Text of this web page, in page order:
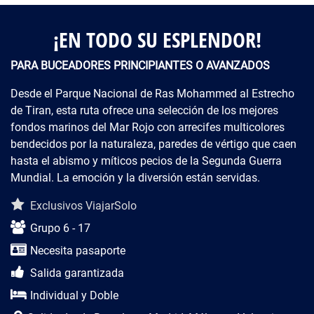
¡EN TODO SU ESPLENDOR!
PARA BUCEADORES PRINCIPIANTES O AVANZADOS
Desde el Parque Nacional de Ras Mohammed al Estrecho
de Tiran, esta ruta ofrece una selección de los mejores
fondos marinos del Mar Rojo con arrecifes multicolores
bendecidos por la naturaleza, paredes de vértigo que caen
hasta el abismo y míticos pecios de la Segunda Guerra
Mundial. La emoción y la diversión están servidas.
Descripción del viaje
Exclusivos ViajarSolo
Grupo 6 - 17
Necesita pasaporte
Salida garantizada
Individual y Doble